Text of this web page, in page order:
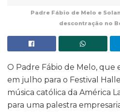
Padre Fábio de Melo e
descontração no
O Padre Fábio de Melo, que
em julho para o Festival
música católica da América
para uma palestra